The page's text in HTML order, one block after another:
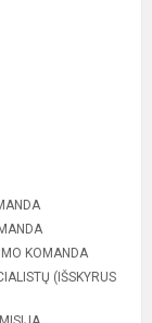
KOMANDA
(IŠSKYRUS